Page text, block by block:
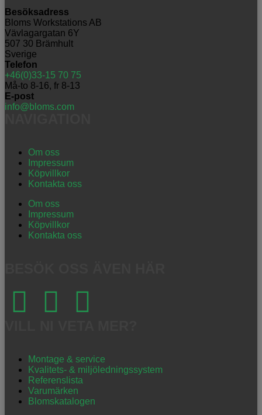
Besöksadress
Bloms Workstations AB
Vävlagargatan 6Y
507 30 Brämhult
Sverige
Telefon
+46(0)33-15 70 75
Må-to 8-16, fr 8-13
E-post
info@bloms.com
Om oss
Impressum
Köpvillkor
Kontakta oss
Om oss
Impressum
Köpvillkor
Kontakta oss
Montage & service
Kvalitets- & miljöledningssystem
Referenslista
Varumärken
Blomskatalogen